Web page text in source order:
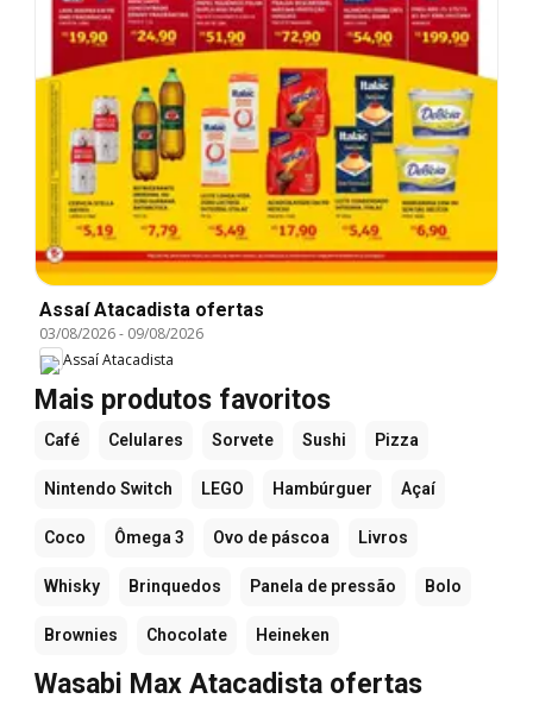
Assaí Atacadista ofertas
03/08/2026- 09/08/2026
Assaí Atacadista
Mais produtos favoritos
Café Celulares Sorvete Sushi Pizza
Nintendo Switch LEGO Hambúrguer Açaí
Coco Ômega 3 Ovo de páscoa Livros
Whisky Brinquedos Panela de pressão Bolo
Brownies Chocolate Heineken
Wasabi Max Atacadista ofertas